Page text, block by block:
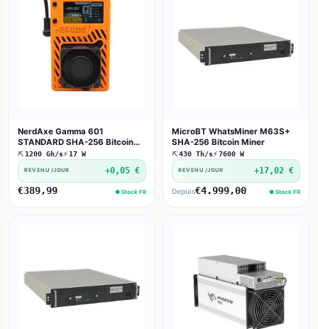
NerdAxe Gamma 601
STANDARD SHA-256 Bitcoin
Miner
⛏ 1200 Gh/s⚡ 17 W
REVENU /JOUR +0,05 €
€389,99 ● Stock FR
MicroBT WhatsMiner M63S+
SHA-256 Bitcoin Miner
⛏430 Th/s⚡7600 W
REVENU /JOUR +17,02 €
Depuis€4.999,00 ● Stock FR